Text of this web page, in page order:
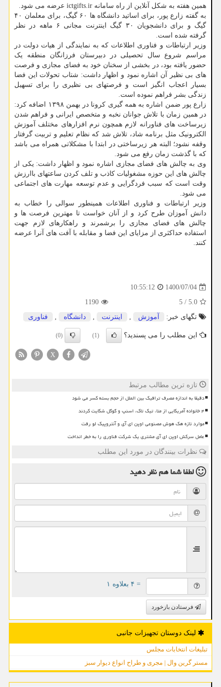
همین هفته به شکل آنلاین از راه سامانه ictgifts.ir عرضه می شود.
به گفته زارع پور، برای اساتید دانشگاه ها ۶۰ گیگ، برای معلمان ۴۰
گیگ و برای دانشجویان ۳۰ گیگ اینترنت مجانی ۶ ماهه در نظر
گرفته شده است.
وزیر ارتباطات و فناوری اطلاعات که به نمایندگی از هیات دولت در
مراسم شروع سال تحصیلی در دبیرستان فرزانگان منطقه یک
حضور یافته بود، در بخشی از سخنان خود به فضای مجازی و فرصت
های بی نظیر آن اشاره نمود و اظهار داشت: شتاب تحولات این فضا
بسیار اعجاب انگیز است و فرصتهای بی نظیری را برای تسهیل
زندگی بشر فراهم نموده است.
زارع پور ضمن اشاره به همه گیری کرونا در بهمن ۱۳۹۸ اضافه کرد:
در همین زمان با تلاش جوانان نخبه و متخصص ایرانی و فراهم شدن
زیرساخت های فناورانه لازم همچون نرم افزارهای مختلف آموزش
الکترونیک مثل برنامه شاد، تلاش شد که نظام تعلیم و تربیت گرفتار
وقفه نشود؛ البته هر زیرساختی در ابتدا با مشکلاتی همراه می باشد
که با گذشت زمان رفع می شود.
وی به چالش های فضای مجازی اشاره نمود و اظهار داشت: یکی از
چالش های این حوزه مشغولیات کاذب و تلف کردن ساعتهای باارزش
وقت است که سبب فردگرایی و عدم توسعه مهارت های اجتماعی
می شود.
وزیر ارتباطات و فناوری اطلاعات همینطور سوالی را خطاب به
دانش آموزان طرح کرد و از آنان خواست تا مهترین فرصت ها و
چالش های فضای مجازی را برشمرند و راهکارهای لازم جهت
استفاده حداکثری از مزایای این فضا و مقابله با آفت های آنرا عرضه
کنند.
1400/07/04
10:55:12
5.0
/
5
1190
تگهای خبر:
آموزش , اینترنت , دانشگاه , فناوری
این مطلب را می پسندید؟ (1)
(0)
X
تازه ترین مطالب مرتبط
دقیقا به اندازه مصرف ترافیک بین الملل از حجم بسته کسر می شود
۴ خانواده آمریکایی از متا، تیک تاک، اسنپ و گوگل شکایت کردند
موارد تازه هک هوش مصنوعی اوپن ای آی و آنتروپیک لو رفت
عامل سرکش اوپن ای آی مشتری یک شرکت فناوری را به خطر انداخت
نظرات بینندگان در مورد این مطلب
لطفا شما همنظر دهید
= ۴ بعلاوه ۱
فرستادن بازخورد
لینک دوستان تجهیزات جانبی
تبلیغات انتخابات مجلس
مستر گرین وال | مجری و طراح انواع دیوار سبز